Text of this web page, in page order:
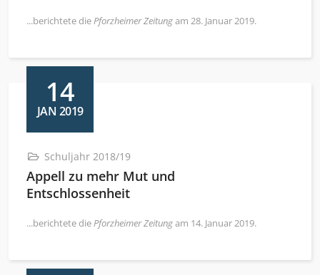
...berichtete diePforzheimer Zeitungam 28. Januar 2019.
14
JAN 2019
Schuljahr 2018/19
Appell zu mehr Mut und
Entschlossenheit
...berichtete diePforzheimer Zeitungam 14. Januar 2019.